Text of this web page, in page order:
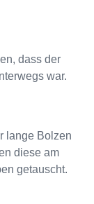
dass der
war.
lange Bolzen
diese am
getauscht.